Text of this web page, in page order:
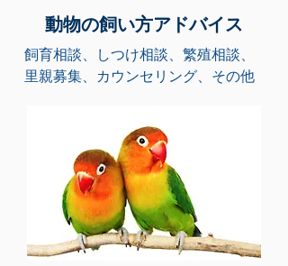
動物の飼い方アドバイス
飼育相談、しつけ相談、繁殖相談、
里親募集、カウンセリング、その他